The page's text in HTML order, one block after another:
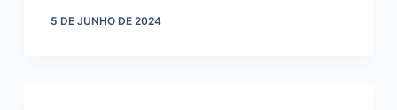
5 DE JUNHO DE 2024